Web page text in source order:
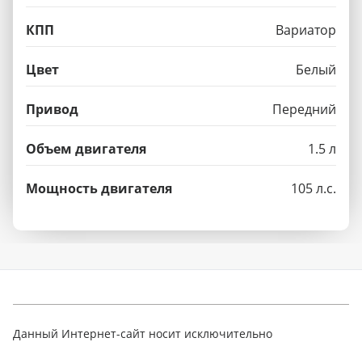
КПП Вариатор
Цвет Белый
Привод Передний
Объем двигателя 1.5 л
Мощность двигателя 105 л.с.
Данный Интернет-сайт носит исключительно